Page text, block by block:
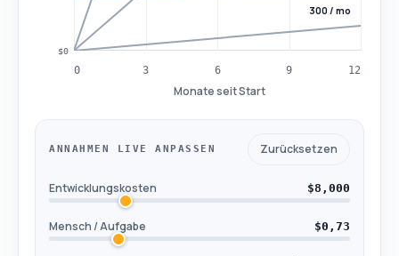
$0
300 / mo
0 3 6 9 12
Monate seit Start
ANNAHMEN LIVE ANPASSEN Zurücksetzen
Entwicklungskosten $8,000
Mensch / Aufgabe $0,73